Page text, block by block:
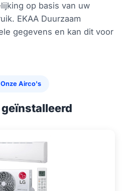
op basis van uw
EKAA Duurzaam
gegevens en kan dit voor
Onze Airco's